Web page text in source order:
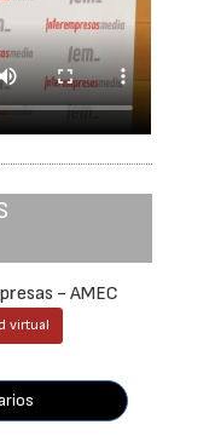
- AMEC
virtual